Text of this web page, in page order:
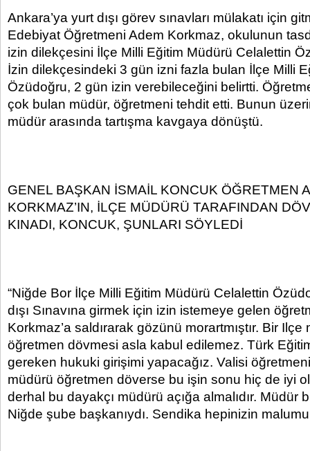
Ankara’ya yurt dışı görev sınavları mülakatı için
Edebiyat Öğretmeni Adem Korkmaz, okulunun
izin dilekçesini İlçe Milli Eğitim Müdürü Celalettin
İzin dilekçesindeki 3 gün izni fazla bulan İlçe Milli
Özüdoğru, 2 gün izin verebileceğini belirtti.
çok bulan müdür, öğretmeni tehdit etti. Bunun
müdür arasında tartışma kavgaya dönüştü.
GENEL BAŞKAN İSMAİL KONCUK ÖĞRETMEN
KORKMAZ’IN, İLÇE MÜDÜRÜ TARAFINDAN
KINADI, KONCUK, ŞUNLARI SÖYLEDİ
“Niğde Bor İlçe Milli Eğitim Müdürü Celalettin
dışı Sınavına girmek için izin istemeye gelen
Korkmaz’a saldırarak gözünü morartmıştır. Bir
öğretmen dövmesi asla kabul edilemez. Türk
gereken hukuki girişimi yapacağız. Valisi
müdürü öğretmen döverse bu işin sonu hiç de iyi
derhal bu dayakçı müdürü açığa almalıdır. Müdür
Niğde şube başkanıydı. Sendika hepinizin